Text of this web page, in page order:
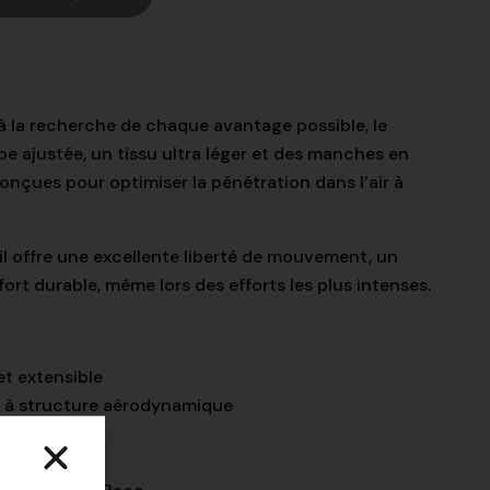
la recherche de chaque avantage possible, le
ajustée, un tissu ultra léger et des manches en
pour optimiser la pénétration dans l’air à
offre une excellente liberté de mouvement, un
durable, même lors des efforts les plus intenses.
extensible
structure aérodynamique